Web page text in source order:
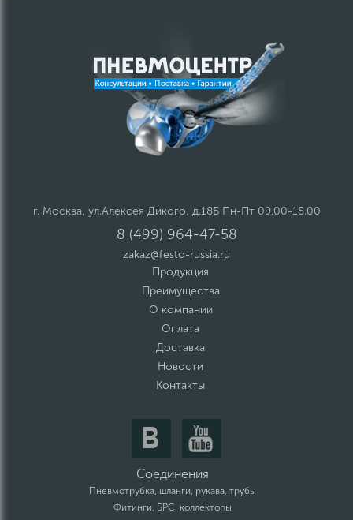
г. Москва, ул.Алексея Дикого, д.18Б Пн-Пт 09.00-18.00
8 (499) 964-47-58
zakaz@festo-russia.ru
Продукция
Преимущества
О компании
Оплата
Доставка
Новости
Контакты
Соединения
Пневмотрубка, шланги, рукава, трубы
Фитинги, БРС, коллекторы